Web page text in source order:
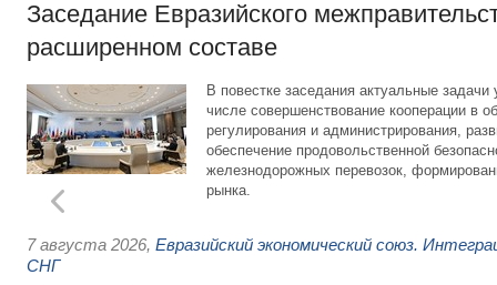
Заседание Евразийского
расширенном составе
В повестке заседания актуальные задачи
числе совершенствование кооперации в
регулирования и администрирования,
обеспечение продовольственной
железнодорожных перевозок,
рынка.
7 августа 2026, Евразийский экономический союз.
СНГ